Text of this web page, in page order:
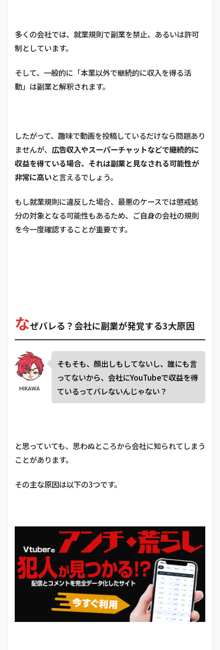
多くの会社では、就業規則で副業を禁止、あるいは許可
制としています。
そして、一般的に「本業以外で継続的に収入を得る活
動」は副業と解釈されます。
したがって、趣味で動画を投稿しているだけなら問題あり
ませんが、 広告収入やスーパーチャットなどで継続的に
収益を得ている場合、それは副業と見なされる可能性が
非常に高いと言えるでしょう。
もし就業規則に違反した場合、最悪のケースでは懲戒処
分の対象となる可能性もあるため、ご自身の会社の規則
を今一度確認することが重要です。
なぜバレる？会社に副業が発覚する3大原因
HIKAWA
そもそも、顔出しもしてないし、誰にも言
ってないから、会社にYouTubeで収益を得
ているってバレないんじゃない？
と思っていても、思わぬところから会社に知られてしまう
ことがあります。
その主な原因は以下の3つです。